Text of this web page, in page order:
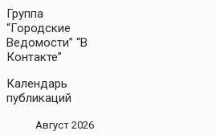
Группа
“Городские
Ведомости” “В
Контакте”
Календарь
публикаций
Август 2026